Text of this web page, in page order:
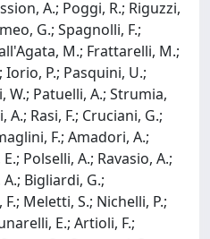
A.; Poggi, R.; Riguzzi,
G.; Spagnolli, F.;
M.; Frattarelli, M.;
P.; Pasquini, U.;
W.; Patuelli, A.; Strumia,
Rasi, F.; Cruciani, G.;
F.; Amadori, A.;
Polselli, A.; Ravasio, A.;
Bigliardi, G.;
Meletti, S.; Nichelli, P.;
E.; Artioli, F.;